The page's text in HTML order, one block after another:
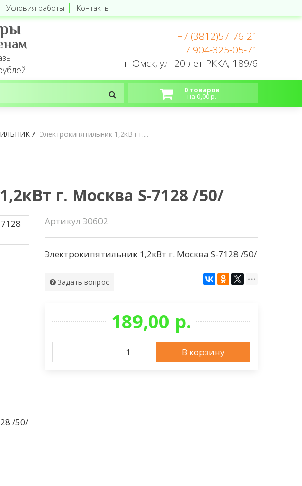
Условия работы Контакты
+7 (3812)57-76-21
+7 904-325-05-71
г. Омск, ул. 20 лет РККА, 189/6
0 товаров
на 0,00 р.
Электрокипятильник 1,2кВт г....
г. Москва S-7128 /50/
Артикул Э0602
Электрокипятильник 1,2кВт г. Москва S-7128 /50/
Задать вопрос
189,00 р.
В корзину
/50/